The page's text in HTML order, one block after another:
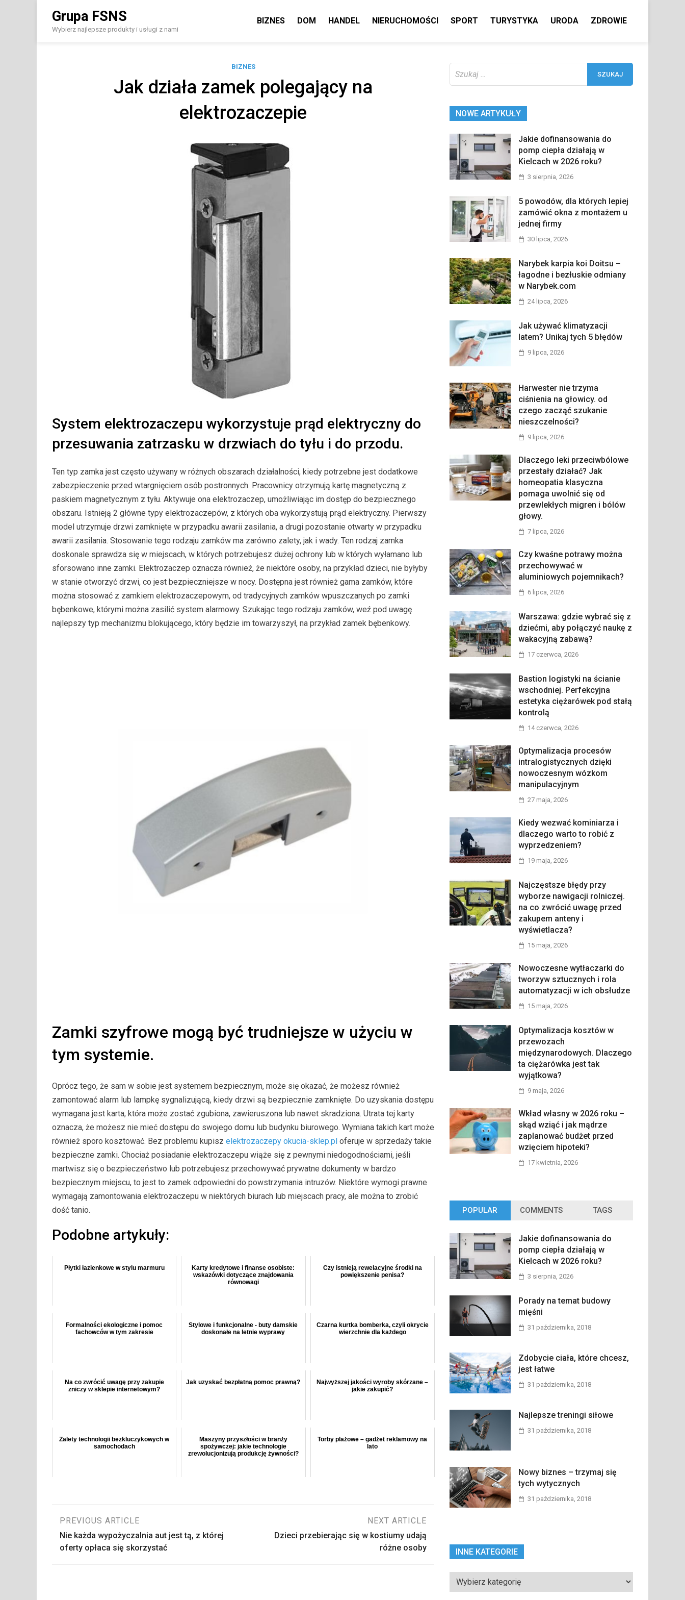
content
Grupa FSNS
Wybierz najlepsze produkty i usługi z nami
BIZNES DOM HANDEL NIERUCHOMOŚCI SPORT TURYSTYKA URODA ZDROWIE
BIZNES
Jak działa zamek polegający na
elektrozaczepie
System elektrozaczepu wykorzystuje prąd elektryczny do
przesuwania zatrzasku w drzwiach do tyłu i do przodu.
Ten typ zamka jest często używany w różnych obszarach działalności, kiedy potrzebne jest dodatkowe
zabezpieczenie przed wtargnięciem osób postronnych. Pracownicy otrzymują kartę magnetyczną z
paskiem magnetycznym z tyłu. Aktywuje ona elektrozaczep, umożliwiając im dostęp do bezpiecznego
obszaru. Istnieją 2 główne typy elektrozaczepów, z których oba wykorzystują prąd elektryczny. Pierwszy
model utrzymuje drzwi zamknięte w przypadku awarii zasilania, a drugi pozostanie otwarty w przypadku
awarii zasilania. Stosowanie tego rodzaju zamków ma zarówno zalety, jak i wady. Ten rodzaj zamka
doskonale sprawdza się w miejscach, w których potrzebujesz dużej ochrony lub w których wyłamano lub
sforsowano inne zamki. Elektrozaczep oznacza również, że niektóre osoby, na przykład dzieci, nie byłyby
w stanie otworzyć drzwi, co jest bezpieczniejsze w nocy. Dostępna jest również gama zamków, które
można stosować z zamkiem elektrozaczepowym, od tradycyjnych zamków wpuszczanych po zamki
bębenkowe, którymi można zasilić system alarmowy. Szukając tego rodzaju zamków, weź pod uwagę
najlepszy typ mechanizmu blokującego, który będzie im towarzyszył, na przykład zamek bębenkowy.
Zamki szyfrowe mogą być trudniejsze w użyciu w
tym systemie.
Oprócz tego, że sam w sobie jest systemem bezpiecznym, może się okazać, że możesz również
zamontować alarm lub lampkę sygnalizującą, kiedy drzwi są bezpiecznie zamknięte. Do uzyskania dostępu
wymagana jest karta, która może zostać zgubiona, zawieruszona lub nawet skradziona. Utrata tej karty
oznacza, że możesz nie mieć dostępu do swojego domu lub budynku biurowego. Wymiana takich kart może
również sporo kosztować. Bez problemu kupisz elektrozaczepy okucia-sklep.pl oferuje w sprzedaży takie
bezpieczne zamki. Chociaż posiadanie elektrozaczepu wiąże się z pewnymi niedogodnościami, jeśli
martwisz się o bezpieczeństwo lub potrzebujesz przechowywać prywatne dokumenty w bardzo
bezpiecznym miejscu, to jest to zamek odpowiedni do powstrzymania intruzów. Niektóre wymogi prawne
wymagają zamontowania elektrozaczepu w niektórych biurach lub miejscach pracy, ale można to zrobić
dość tanio.
Podobne artykuły:
Płytki łazienkowe w stylu marmuru
Karty kredytowe i finanse osobiste:
wskazówki dotyczące znajdowania
równowagi
Czy istnieją rewelacyjne środki na
powiększenie penisa?
Formalności ekologiczne i pomoc
fachowców w tym zakresie
Stylowe i funkcjonalne - buty damskie
doskonałe na letnie wyprawy
Czarna kurtka bomberka, czyli okrycie
wierzchnie dla każdego
Na co zwrócić uwagę przy zakupie
zniczy w sklepie internetowym?
Jak uzyskać bezpłatną pomoc prawną?
Najwyższej jakości wyroby skórzane –
jakie zakupić?
Zalety technologii bezkluczykowych w
samochodach
Maszyny przyszłości w branży
spożywczej: jakie technologie
zrewolucjonizują produkcję żywności?
Torby plażowe – gadżet reklamowy na
lato
Nawigacja
wpisu
PREVIOUS ARTICLE
Nie każda wypożyczalnia aut jest tą, z której
oferty opłaca się skorzystać
NEXT ARTICLE
Dzieci przebierając się w kostiumy udają
różne osoby
NOWE ARTYKUŁY
Jakie dofinansowania do
pomp ciepła działają w
Kielcach w 2026 roku?
3 sierpnia, 2026
5 powodów, dla których lepiej
zamówić okna z montażem u
jednej firmy
30 lipca, 2026
Narybek karpia koi Doitsu –
łagodne i bezłuskie odmiany
w Narybek.com
24 lipca, 2026
Jak używać klimatyzacji
latem? Unikaj tych 5 błędów
9 lipca, 2026
Harwester nie trzyma
ciśnienia na głowicy. od
czego zacząć szukanie
nieszczelności?
9 lipca, 2026
Dlaczego leki przeciwbólowe
przestały działać? Jak
homeopatia klasyczna
pomaga uwolnić się od
przewlekłych migren i bólów
głowy.
7 lipca, 2026
Czy kwaśne potrawy można
przechowywać w
aluminiowych pojemnikach?
6 lipca, 2026
Warszawa: gdzie wybrać się z
dziećmi, aby połączyć naukę z
wakacyjną zabawą?
17 czerwca, 2026
Bastion logistyki na ścianie
wschodniej. Perfekcyjna
estetyka ciężarówek pod stałą
kontrolą
14 czerwca, 2026
Optymalizacja procesów
intralogistycznych dzięki
nowoczesnym wózkom
manipulacyjnym
27 maja, 2026
Kiedy wezwać kominiarza i
dlaczego warto to robić z
wyprzedzeniem?
19 maja, 2026
Najczęstsze błędy przy
wyborze nawigacji rolniczej.
na co zwrócić uwagę przed
zakupem anteny i
wyświetlacza?
15 maja, 2026
Nowoczesne wytłaczarki do
tworzyw sztucznych i rola
automatyzacji w ich obsłudze
15 maja, 2026
Optymalizacja kosztów w
przewozach
międzynarodowych. Dlaczego
ta ciężarówka jest tak
wyjątkowa?
9 maja, 2026
Wkład własny w 2026 roku –
skąd wziąć i jak mądrze
zaplanować budżet przed
wzięciem hipoteki?
17 kwietnia, 2026
POPULAR COMMENTS TAGS
Jakie dofinansowania do
pomp ciepła działają w
Kielcach w 2026 roku?
3 sierpnia, 2026
Porady na temat budowy
mięśni
31 października, 2018
Zdobycie ciała, które chcesz,
jest łatwe
31 października, 2018
Najlepsze treningi siłowe
31 października, 2018
Nowy biznes – trzymaj się
tych wytycznych
31 października, 2018
INNE KATEGORIE
Inne
kategorie